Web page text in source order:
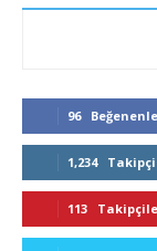
96
1,234
113